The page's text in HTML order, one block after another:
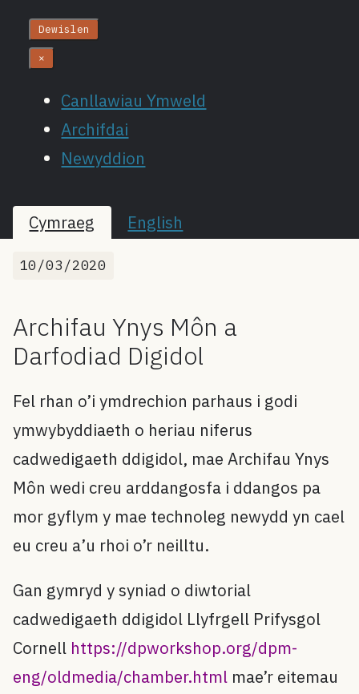
Dewislen
×
Canllawiau Ymweld
Archifdai
Newyddion
Cymraeg English
10/03/2020
Archifau Ynys Môn a
Darfodiad Digidol
Fel rhan o’i ymdrechion parhaus i godi
ymwybyddiaeth o heriau niferus
cadwedigaeth ddigidol, mae Archifau Ynys
Môn wedi creu arddangosfa i ddangos pa
mor gyflym y mae technoleg newydd yn cael
eu creu a’u rhoi o’r neilltu.
Gan gymryd y syniad o diwtorial
cadwedigaeth ddigidol Llyfrgell Prifysgol
Cornell https://dpworkshop.org/dpm-
eng/oldmedia/chamber.html mae’r eitemau